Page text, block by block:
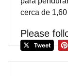
cerca de
Please